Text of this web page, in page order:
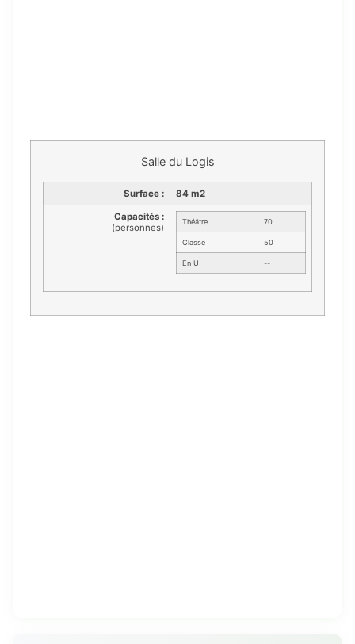
Salle du Logis
Surface : 84 m2
Capacités :
(personnes)
Théâtre 70
Classe 50
En U --